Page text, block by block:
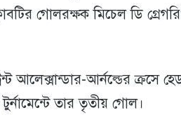
গোলরক্ষক মিচেল ডি
আলেক্সান্ডার-আর্নল্ডের ক্রসে
তার তৃতীয় গোল।